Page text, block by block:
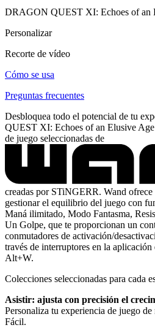
DRAGON QUEST XI: Echoes of an
Personalizar
Recorte de vídeo
Cómo se usa
Preguntas frecuentes
Desbloquea todo el potencial de tu
QUEST XI: Echoes of an Elusive
de juego seleccionadas de
creadas por STiNGERR. Wand
gestionar el equilibrio del juego con
Maná ilimitado, Modo Fantasma,
Un Golpe, que te proporcionan un
conmutadores de activación/
través de interruptores en la
Alt+W.
Colecciones seleccionadas para cada
Asistir: ajusta con precisión el
Personaliza tu experiencia de juego
Fácil.